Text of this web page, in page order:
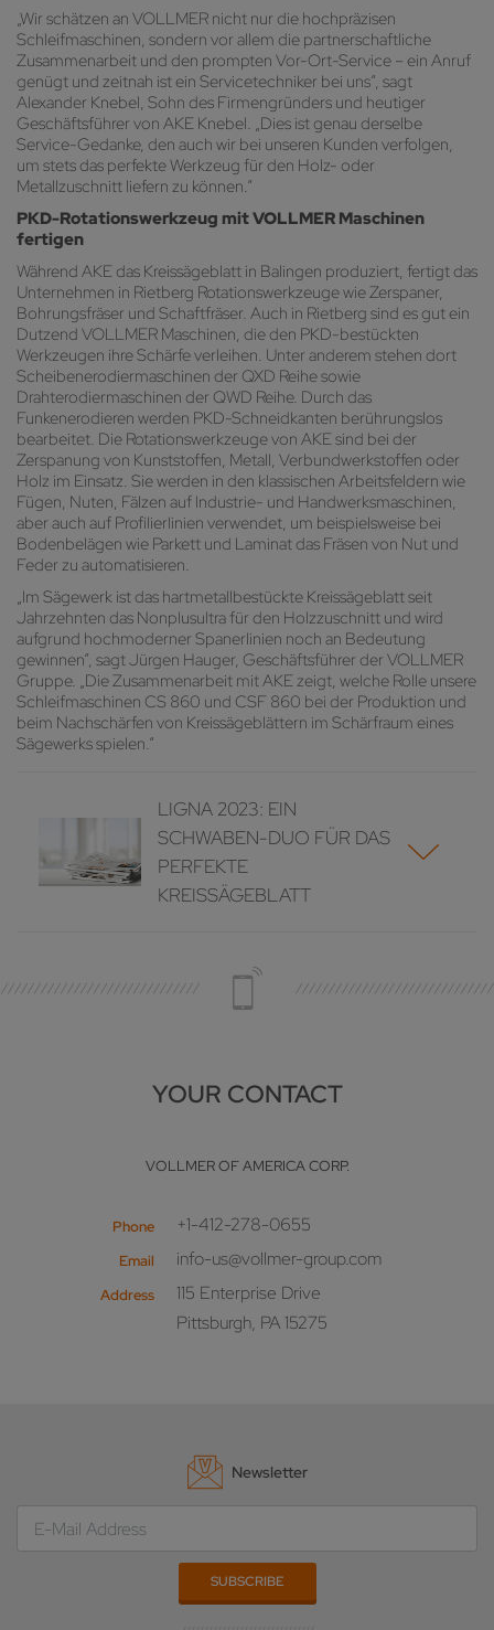
„Wir schätzen an VOLLMER nicht nur die hochpräzisen
Schleifmaschinen, sondern vor allem die partnerschaftliche
Zusammenarbeit und den prompten Vor-Ort-Service – ein Anruf
genügt und zeitnah ist ein Servicetechniker bei uns“, sagt
Alexander Knebel, Sohn des Firmengründers und heutiger
Geschäftsführer von AKE Knebel. „Dies ist genau derselbe
Service-Gedanke, den auch wir bei unseren Kunden verfolgen,
um stets das perfekte Werkzeug für den Holz- oder
Metallzuschnitt liefern zu können.“
PKD-Rotationswerkzeug mit VOLLMER Maschinen
fertigen
Während AKE das Kreissägeblatt in Balingen produziert, fertigt das
Unternehmen in Rietberg Rotationswerkzeuge wie Zerspaner,
Bohrungsfräser und Schaftfräser. Auch in Rietberg sind es gut ein
Dutzend VOLLMER Maschinen, die den PKD-bestückten
Werkzeugen ihre Schärfe verleihen. Unter anderem stehen dort
Scheibenerodiermaschinen der QXD Reihe sowie
Drahterodiermaschinen der QWD Reihe. Durch das
Funkenerodieren werden PKD-Schneidkanten berührungslos
bearbeitet. Die Rotationswerkzeuge von AKE sind bei der
Zerspanung von Kunststoffen, Metall, Verbundwerkstoffen oder
Holz im Einsatz. Sie werden in den klassischen Arbeitsfeldern wie
Fügen, Nuten, Fälzen auf Industrie- und Handwerksmaschinen,
aber auch auf Profilierlinien verwendet, um beispielsweise bei
Bodenbelägen wie Parkett und Laminat das Fräsen von Nut und
Feder zu automatisieren.
„Im Sägewerk ist das hartmetallbestückte Kreissägeblatt seit
Jahrzehnten das Nonplusultra für den Holzzuschnitt und wird
aufgrund hochmoderner Spanerlinien noch an Bedeutung
gewinnen“, sagt Jürgen Hauger, Geschäftsführer der VOLLMER
Gruppe. „Die Zusammenarbeit mit AKE zeigt, welche Rolle unsere
Schleifmaschinen CS 860 und CSF 860 bei der Produktion und
beim Nachschärfen von Kreissägeblättern im Schärfraum eines
Sägewerks spielen.“
LIGNA 2023: EIN
SCHWABEN-DUO FÜR DAS
PERFEKTE
KREISSÄGEBLATT
YOUR CONTACT
VOLLMER OF AMERICA CORP.
Phone +1-412-278-0655
Email info-us@vollmer-group.com
Address
115 Enterprise Drive
Pittsburgh, PA 15275
Newsletter